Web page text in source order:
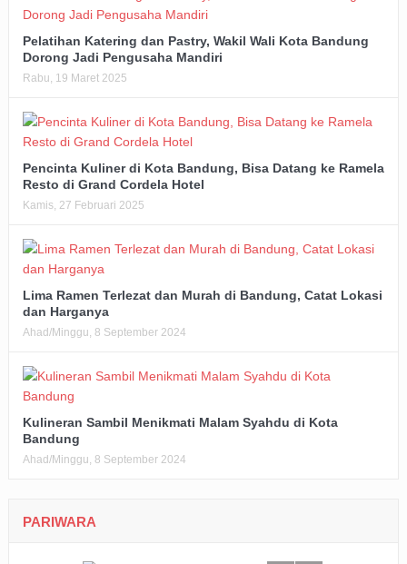
Pelatihan Katering dan Pastry, Wakil Wali Kota Bandung
Dorong Jadi Pengusaha Mandiri
Rabu, 19 Maret 2025
Pencinta Kuliner di Kota Bandung, Bisa Datang ke Ramela
Resto di Grand Cordela Hotel
Kamis, 27 Februari 2025
Lima Ramen Terlezat dan Murah di Bandung, Catat Lokasi
dan Harganya
Ahad/Minggu, 8 September 2024
Kulineran Sambil Menikmati Malam Syahdu di Kota
Bandung
Ahad/Minggu, 8 September 2024
PARIWARA